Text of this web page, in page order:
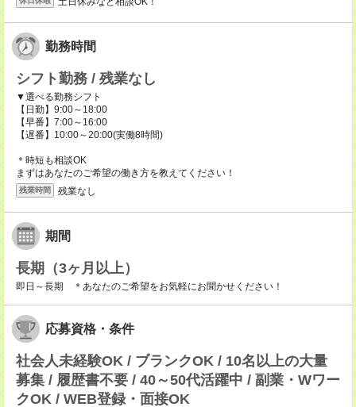
勤務時間
シフト勤務 / 残業なし
▼選べる勤務シフト
【日勤】9:00～18:00
【早番】7:00～16:00
【遅番】10:00～20:00(実働8時間)
＊時短も相談OK
まずはあなたのご希望の働き方を教えてください！
残業時間 残業なし
期間
長期（3ヶ月以上）
即日～長期 ＊あなたのご希望をお気軽にお聞かせください！
応募資格・条件
社会人未経験OK / ブランクOK / 10名以上の大量
募集 / 履歴書不要 / 40～50代活躍中 / 副業・Wワー
クOK / WEB登録・面接OK